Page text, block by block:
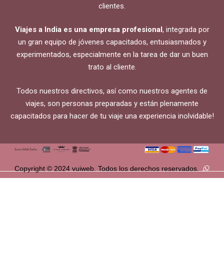
clientes.
Viajes a India es una empresa profesional , integrada por
un gran equipo de jóvenes capacitados, entusiasmados y
experimentados, especialmente en la tarea de dar un buen
trato al cliente.
Todos nuestros directivos, así como nuestros agentes de
viajes, son personas preparadas y están plenamente
capacitados para hacer de tu viaje una experiencia inolvidable!
Copyright © 2024 vuiweb. Todos los derechos reservados.